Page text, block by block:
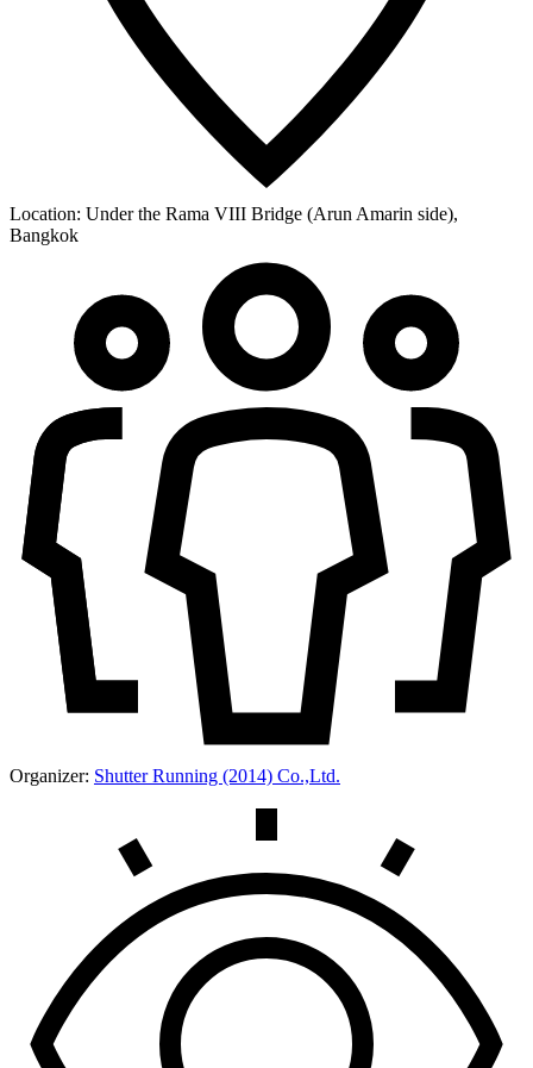
Location: Under the Rama VIII Bridge (Arun Amarin side),
Bangkok
Organizer: Shutter Running (2014) Co.,Ltd.